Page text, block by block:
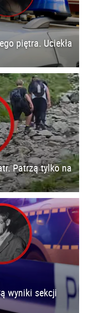
piętra. Uciekła
Patrzą tylko na
wyniki sekcji